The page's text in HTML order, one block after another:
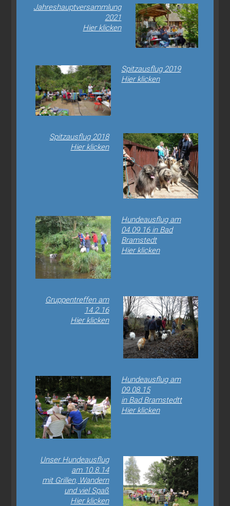
Jahreshauptversammlung
2021
Hier klicken
Spitzausflug 2019
Hier klicken
Spitzausflug 2018
Hier klicken
Hundeausflug am
04.09.16 in Bad
Bramstedt
Hier klicken
Gruppentreffen am
14.2.16
Hier klicken
Hundeausflug am
09.08.15
in Bad Bramstedtt
Hier klicken
Unser Hundeausflug
am 10.8.14
mit Grillen, Wandern
und viel Spaß
Hier klicken